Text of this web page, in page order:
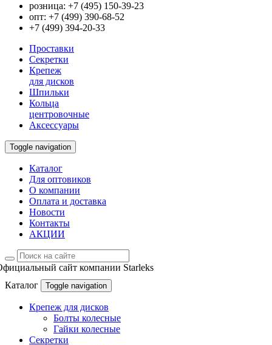
розница: +7 (495) 150-39-23
опт: +7 (499) 390-68-52
+7 (499) 394-20-33
Проставки
Секретки
Крепеж
для дисков
Шпильки
Кольца
центровочные
Аксессуары
Toggle navigation
Каталог
Для оптовиков
О компании
Оплата и доставка
Новости
Контакты
АКЦИИ
сайт компании Starleks
Каталог
Toggle navigation
Крепеж для дисков
Болты колесные
Гайки колесные
Секретки